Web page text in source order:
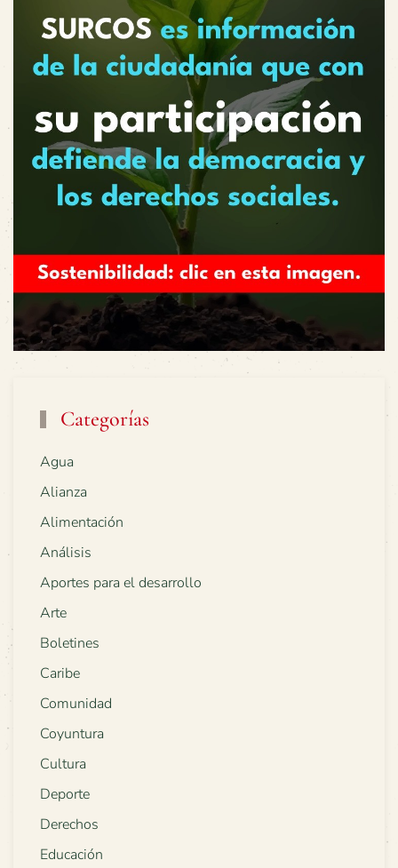
Categorías
Agua
Alianza
Alimentación
Análisis
Aportes para el desarrollo
Arte
Boletines
Caribe
Comunidad
Coyuntura
Cultura
Deporte
Derechos
Educación